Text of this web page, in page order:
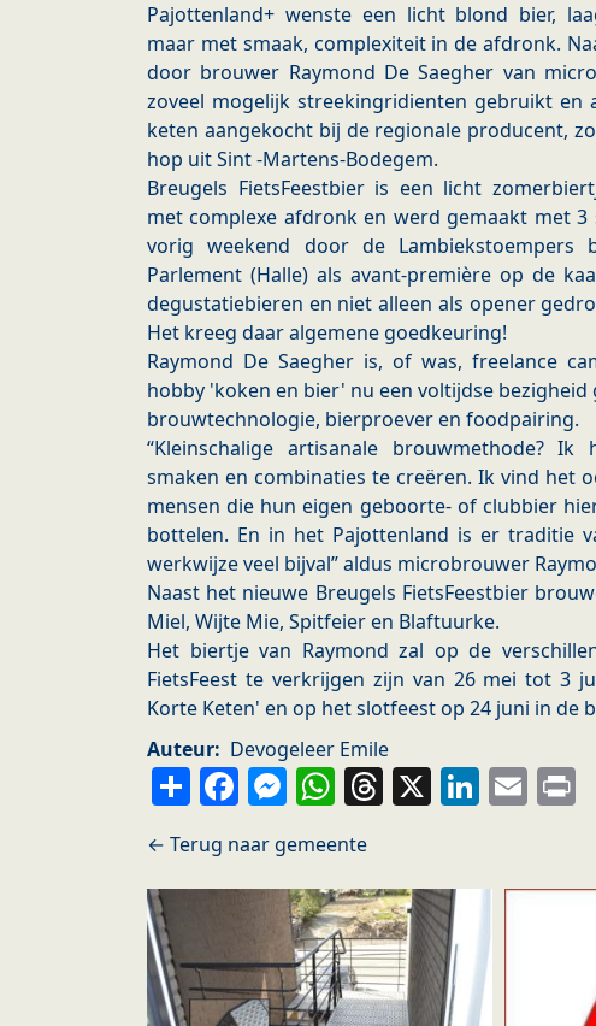
Pajottenland+ wenste een licht blond bier,
maar met smaak, complexiteit in de afdronk.
door brouwer Raymond De Saegher van
zoveel mogelijk streekingridienten gebruikt en
keten aangekocht bij de regionale producent,
hop uit Sint -Martens-Bodegem.
Breugels FietsFeestbier is een licht
met complexe afdronk en werd gemaakt met
vorig weekend door de
Parlement (Halle) als avant-première op de
degustatiebieren en niet alleen als opener
Het kreeg daar algemene goedkeuring!
Raymond De Saegher is, of was, freelance
hobby 'koken en bier' nu een voltijdse
brouwtechnologie, bierproever en foodpairing.
“Kleinschalige artisanale brouwmethode?
smaken en combinaties te creëren. Ik vind het
mensen die hun eigen geboorte- of clubbier
bottelen. En in het Pajottenland is er traditie
werkwijze veel bijval” aldus microbrouwer
Naast het nieuwe Breugels FietsFeestbier
Miel, Wijte Mie, Spitfeier en Blaftuurke.
Het biertje van Raymond zal op de
FietsFeest te verkrijgen zijn van 26 mei tot 3
Korte Keten' en op het slotfeest op 24 juni in de
Auteur
Devogeleer Emile
ShareFacebook
Messenger
WhatsApp
Threads
X